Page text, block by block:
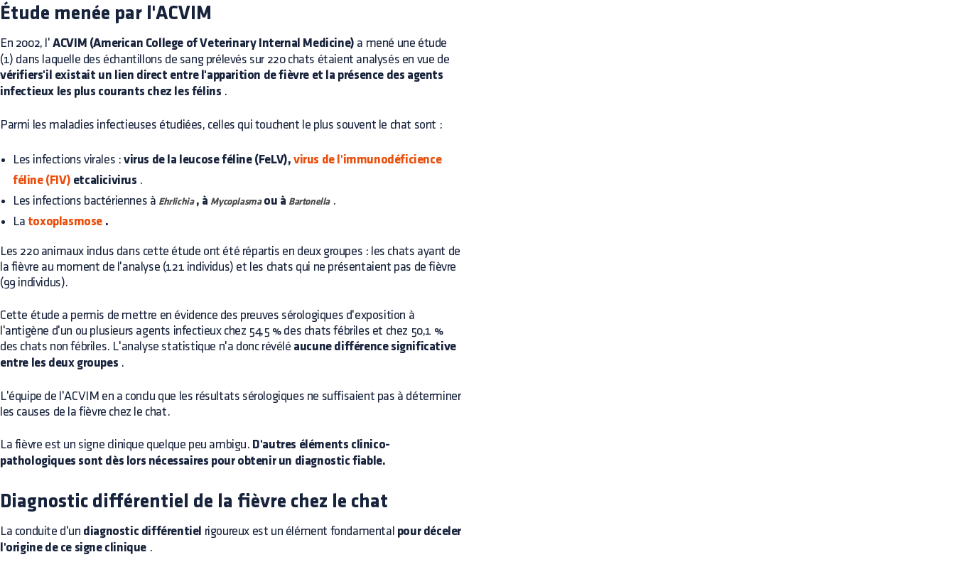
Étude menée par l'ACVIM
En 2002, l'ACVIM (American College of Veterinary Internal Medicine) a mené une étude
(1) dans laquelle des échantillons de sang prélevés sur 220 chats étaient analysés en vue de
vérifiers'il existait un lien direct entre l'apparition de fièvre et la présence des agents
infectieux les plus courants chez les félins .
Parmi les maladies infectieuses étudiées, celles qui touchent le plus souvent le chat sont :
Les infections virales : virus de la leucose féline (FeLV), virus de l'immunodéficience
féline (FIV) etcalicivirus .
Les infections bactériennes à Ehrlichia, à Mycoplasmaou à Bartonella.
La toxoplasmose .
Les 220 animaux inclus dans cette étude ont été répartis en deux groupes : les chats ayant de
la fièvre au moment de l'analyse (121 individus) et les chats qui ne présentaient pas de fièvre
(99 individus).
Cette étude a permis de mettre en évidence des preuves sérologiques d'exposition à
l'antigène d'un ou plusieurs agents infectieux chez 54,5 % des chats fébriles et chez 50,1 %
des chats non fébriles. L'analyse statistique n'a donc révélé aucune différence significative
entre les deux groupes .
L'équipe de l'ACVIM en a conclu que les résultats sérologiques ne suffisaient pas à déterminer
les causes de la fièvre chez le chat.
La fièvre est un signe clinique quelque peu ambigu. D'autres éléments clinico-
pathologiques sont dès lors nécessaires pour obtenir un diagnostic fiable.
Diagnostic différentiel de la fièvre chez le chat
La conduite d'un diagnostic différentiel rigoureux est un élément fondamental pour déceler
l'origine de ce signe clinique .